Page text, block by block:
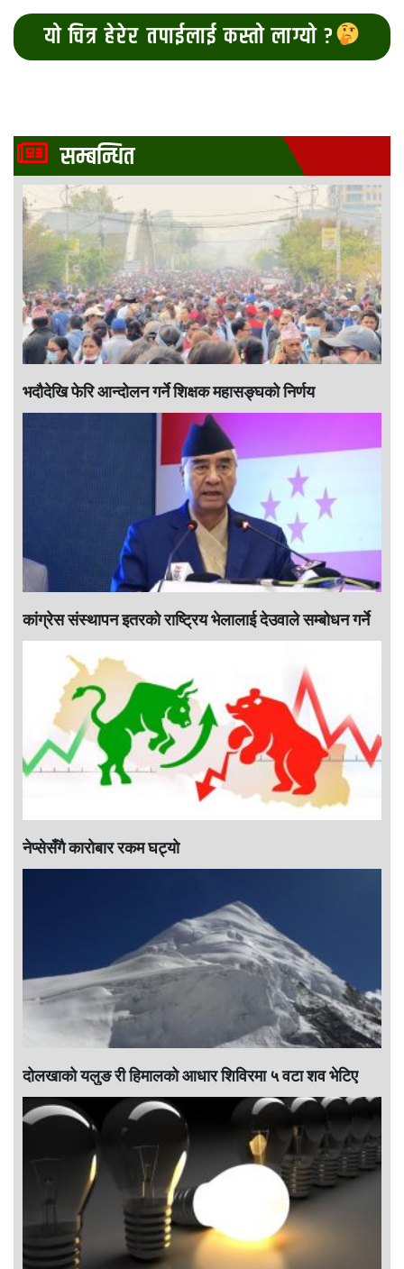
यो चित्र हेरेर तपाईलाई कस्तो लाग्यो ?
सम्बन्धित
भदौदेखि फेरि आन्दोलन गर्ने शिक्षक महासङ्घको निर्णय
कांग्रेस संस्थापन इतरको राष्ट्रिय भेलालाई देउवाले सम्बोधन गर्ने
नेप्सेसँगै काराेबार रकम घट्याे
दोलखाको यलुङ री हिमालको आधार शिविरमा ५ वटा शव भेटिए